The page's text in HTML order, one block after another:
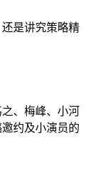
是讲究策略精
、梅峰、小河
约及小演员的